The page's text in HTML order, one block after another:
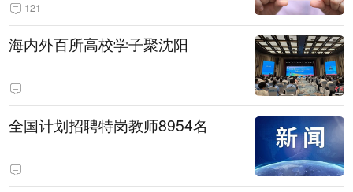
121
海内外百所高校学子聚沈阳
全国计划招聘特岗教师8954名